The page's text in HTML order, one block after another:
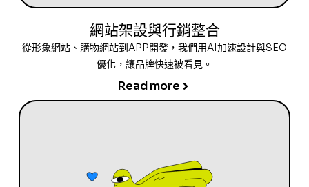
網站架設與行銷整合
從形象網站、購物網站到APP開發，我們用AI加速設計與SEO
優化，讓品牌快速被看見。
Read more